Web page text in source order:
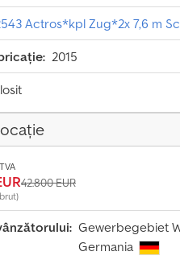
Actros*kpl Zug*2x 7,6 m
2015
42.800 EUR
Gewerbegebiet
Germania